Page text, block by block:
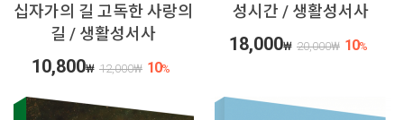
십자가의 길 고독한 사랑의
길 / 생활성서사
10,800₩ 12,000₩ 10%
성시간 / 생활성서사
18,000₩ 20,000₩ 10%